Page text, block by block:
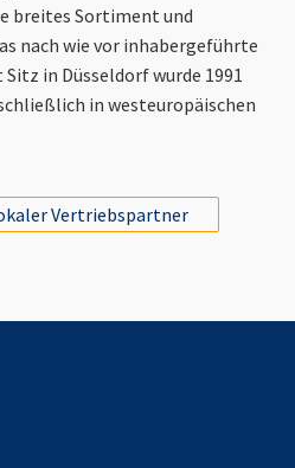
breites Sortiment und
nach wie vor inhabergeführte
in Düsseldorf wurde 1991
in westeuropäischen
Vertriebspartner